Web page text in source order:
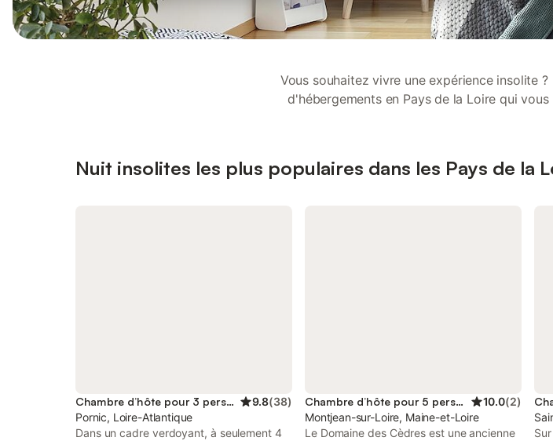
Vous souhaitez vivre une expérience insolite
d'hébergements en Pays de la Loire qui
Nuit insolites les plus populaires dans les Pays de la
Chambre d’hôte pour 3 personnes 9.8(38)
Pornic, Loire-Atlantique
Dans un cadre verdoyant, à seulement 4
Chambre d’hôte pour 5 personnes 10.0(2)
Montjean-sur-Loire, Maine-et-Loire
Le Domaine des Cèdres est une ancienne